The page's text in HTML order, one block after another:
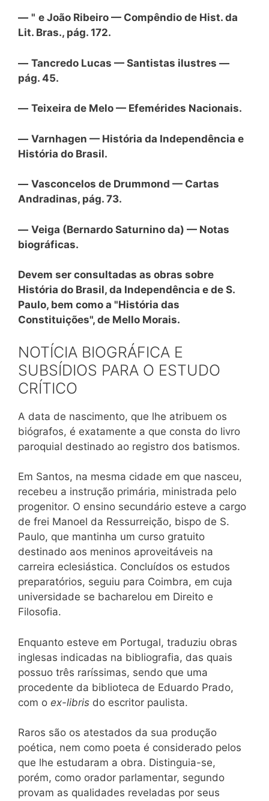
— " e João Ribeiro — Compêndio de Hist. da
Lit. Bras., pág. 172.
— Tancredo Lucas — Santistas ilustres —
pág. 45.
— Teixeira de Melo — Efemérides Nacionais.
— Varnhagen — História da Independência e
História do Brasil.
— Vasconcelos de Drummond — Cartas
Andradinas, pág. 73.
— Veiga (Bernardo Saturnino da) — Notas
biográficas.
Devem ser consultadas as obras sobre
História do Brasil, da Independência e de S.
Paulo, bem como a "História das
Constituições", de Mello Morais.
NOTÍCIA BIOGRÁFICA E
SUBSÍDIOS PARA O ESTUDO
CRÍTICO
A data de nascimento, que lhe atribuem os
biógrafos, é exatamente a que consta do livro
paroquial destinado ao registro dos batismos.
Em Santos, na mesma cidade em que nasceu,
recebeu a instrução primária, ministrada pelo
progenitor. O ensino secundário esteve a cargo
de frei Manoel da Ressurreição, bispo de S.
Paulo, que mantinha um curso gratuito
destinado aos meninos aproveitáveis na
carreira eclesiástica. Concluídos os estudos
preparatórios, seguiu para Coimbra, em cuja
universidade se bacharelou em Direito e
Filosofia.
Enquanto esteve em Portugal, traduziu obras
inglesas indicadas na bibliografia, das quais
possuo três raríssimas, sendo que uma
procedente da biblioteca de Eduardo Prado,
com o ex-libris do escritor paulista.
Raros são os atestados da sua produção
poética, nem como poeta é considerado pelos
que lhe estudaram a obra. Distinguia-se,
porém, como orador parlamentar, segundo
provam as qualidades reveladas por seus